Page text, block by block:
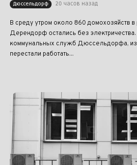
Дюссельдорф 20 часов назад
В среду утром около 860 домохозяйств в
Дерендорф остались без
коммунальных служб Дюссельдорфа,
перестали работать...